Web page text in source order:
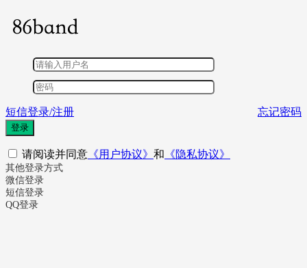
短信登录/注册 忘记密码
登录
请阅读并同意 《用户协议》 和 《隐私协议》
其他登录方式
微信登录
短信登录
QQ登录